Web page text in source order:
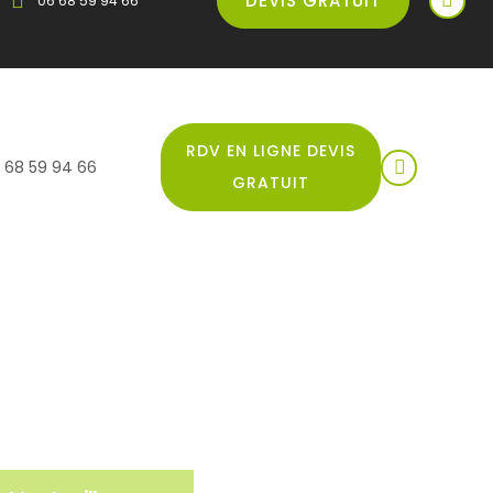
68 59 94 66
RDV EN LIGNE DEVIS
GRATUIT